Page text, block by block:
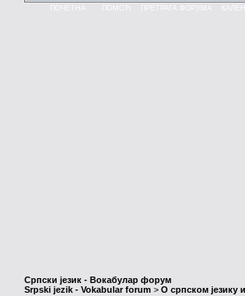
Српски језик - Вокабулар форум
Srpski jezik - Vokabular forum > О српском језику